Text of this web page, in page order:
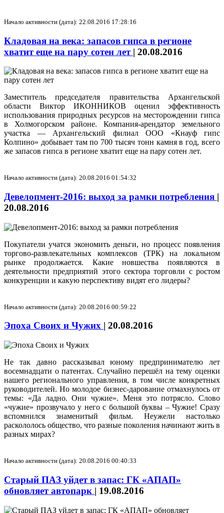
Начало активности (дата): 22.08.2016 17:28:16
Кладовая на века: запасов гипса в регионе
хватит еще на пару сотен лет | 20.08.2016
Заместитель председателя правительства Архангельской
области Виктор ИКОННИКОВ оценил эффективность
использования природных ресурсов на месторождении гипса
в Холмогорском районе. Компания-арендатор земельного
участка — Архангельский филиал ООО «Кнауф гипс
Колпино» добывает там по 700 тысяч тонн камня в год, всего
же запасов гипса в регионе хватит еще на пару сотен лет.
Начало активности (дата): 20.08.2016 01:54:32
Девелопмент-2016: выход за рамки потребления |
20.08.2016
Покупатели учатся экономить деньги, но процесс появления
торгово-развлекательных комплексов (ТРК) на локальном
рынке продолжается. Какие новшества появляются в
деятельности предприятий этого сектора торговли с ростом
конкуренции и какую перспективу видят его лидеры?
Начало активности (дата): 20.08.2016 00:59:22
Эпоха Своих и Чужих | 20.08.2016
Не так давно рассказывал юному предпринимателю лет
восемнадцати о патентах. Случайно перешёл на тему оценки
нашего регионального управления, в том числе конкретных
руководителей. Но молодое бизнес-дарование отмахнулось от
темы: «Да ладно. Они чужие». Меня это потрясло. Слово
«чужие» прозвучало у него с большой буквы – Чужие! Сразу
вспомнился знаменитый фильм. Неужели настолько
раскололось общество, что разные поколения начинают жить в
разных мирах?
Начало активности (дата): 20.08.2016 00:40:33
Старый ПАЗ уйдет в запас: ГК «АПАП»
обновляет автопарк | 19.08.2016